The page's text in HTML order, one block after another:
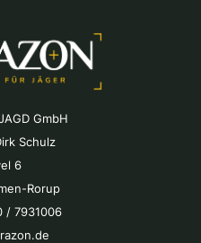
GmbH
Schulz
6
Rorup
/ 7931006